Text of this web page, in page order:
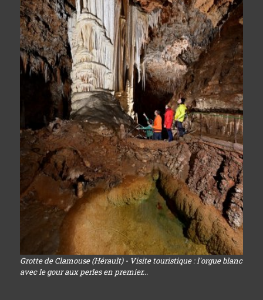
Grotte de Clamouse (Hérault) - Visite touristique : l'orgue blanc
avec le gour aux perles en premier...